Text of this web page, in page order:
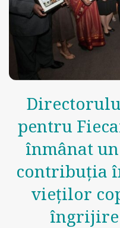
pentru
înmânat
contribuţia
vieţilor
îngrijire